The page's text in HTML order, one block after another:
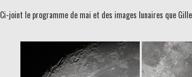
Ci-joint le programme de mai et des images lunaires que